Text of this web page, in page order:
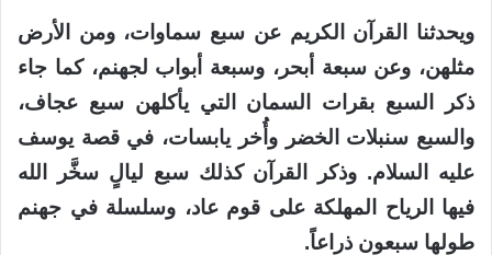
ويحدثنا القرآن الكريم عن سبع سماوات، ومن الأرض
مثلهن، وعن سبعة أبحر، وسبعة أبواب لجهنم، كما جاء
ذكر السبع بقرات السمان التي يأكلهن سبع عجاف،
والسبع سنبلات الخضر وأُخر يابسات، في قصة يوسف
عليه السلام. وذكر القرآن كذلك سبع ليالٍ سخَّر الله
فيها الرياح المهلكة على قوم عاد، وسلسلة في جهنم
طولها سبعون ذراعاً.